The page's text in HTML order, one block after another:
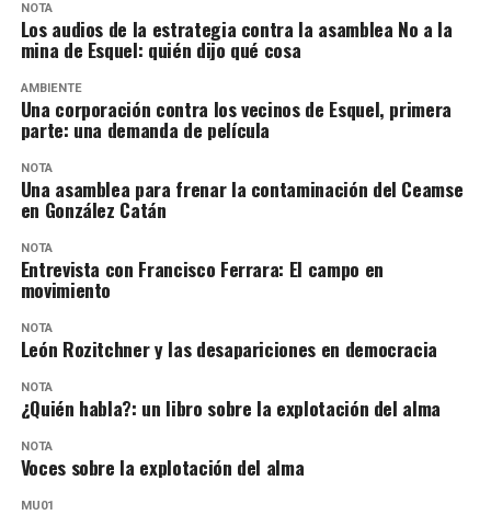
NOTA
Los audios de la estrategia contra la asamblea No a la
mina de Esquel: quién dijo qué cosa
AMBIENTE
Una corporación contra los vecinos de Esquel, primera
parte: una demanda de película
NOTA
Una asamblea para frenar la contaminación del Ceamse
en González Catán
NOTA
Entrevista con Francisco Ferrara: El campo en
movimiento
NOTA
León Rozitchner y las desapariciones en democracia
NOTA
¿Quién habla?: un libro sobre la explotación del alma
NOTA
Voces sobre la explotación del alma
MU01